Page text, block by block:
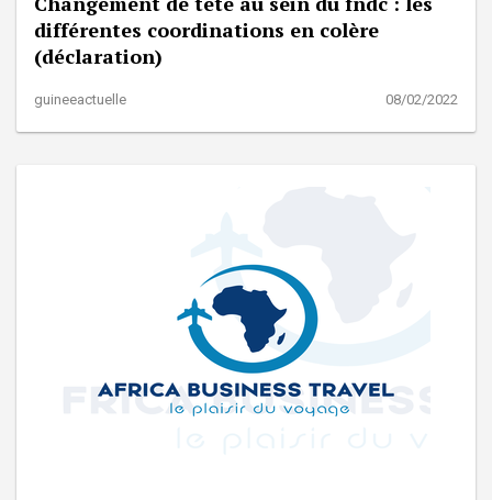
différentes coordinations en colère
(déclaration)
guineeactuelle 08/02/2022